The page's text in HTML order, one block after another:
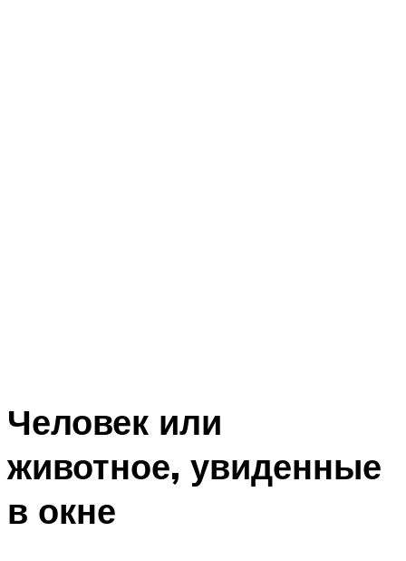
Человек или
животное, увиденные
в окне